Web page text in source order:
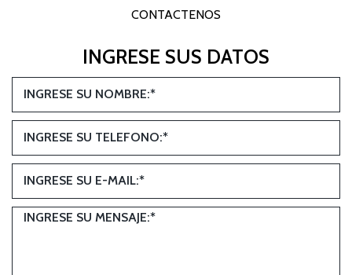
CONTACTENOS
INGRESE SUS DATOS